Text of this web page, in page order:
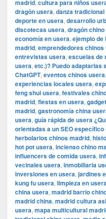
madrid, cultura para niños
dragón usera, danza
deporte en usera, desarrollo
discotecas usera, dragón
economía en usera, ejemplo
madrid, emprendedores chinos
entrevistas usera, escuelas de
usera, etc.)? Puedo adaptarlas
ChatGPT, eventos chinos usera,
experiencias locales usera,
feng shui usera, festivales
madrid, fiestas en usera,
madrid, gastronomía china
usera, guía rápida de usera
orientadas a un SEO
herbolarios chinos madrid,
hot pot usera, incienso chino
influencers de comida usera,
vecinales usera, inmobiliaria
inversiones en usera, jardines
kung fu usera, limpieza en
china usera, madrid barrio
madrid china, madrid cultura
usera, mapa multicultural